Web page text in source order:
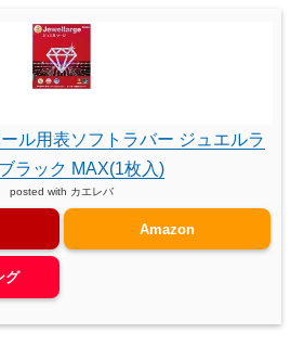
ル用表ソフトラバー ジュエルラ
ラック MAX(1枚入)
posted with カエレバ
Amazon
グ